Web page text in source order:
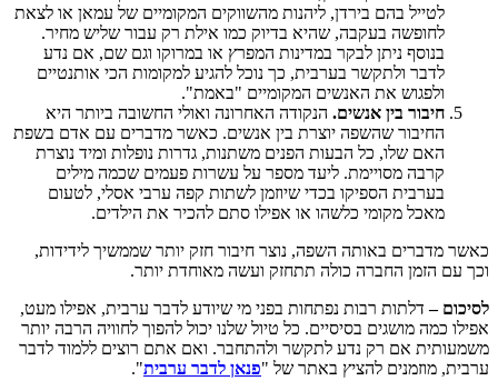
לטייל בהם בירדן, ליהנות מהשווקים המקומיים של עמאן או לצאת
לחופשה בעקבה, שהיא בדיוק כמו אילת רק עבור שליש מחיר.
בנוסף ניתן לבקר במדינות המפרץ או במרוקו וגם שם, אם נדע
לדבר ולתקשר בערבית, כך נוכל להגיע למקומות הכי אותנטיים
ולפגוש את האנשים המקומיים "באמת".
חיבור בין אנשים. הנקודה האחרונה ואולי החשובה ביותר היא
החיבור שהשפה יוצרת בין אנשים. כאשר מדברים עם אדם בשפת
האם שלו, כל הבעות הפנים משתנות, גדרות נופלות ומיד נוצרת
קרבה מסויימת. ליעד מספר על עשרות פעמים שכמה מילים
בערבית הספיקו בכדי שיוזמן לשתות קפה ערבי אסלי, לטעום
מאכל מקומי כלשהו או אפילו סתם להכיר את הילדים.
כאשר מדברים באותה השפה, נוצר חיבור חזק יותר שממשיך לידידות,
וכך עם הזמן החברה כולה תתחזק ועשה מאוחדת יותר.
לסיכום – דלתות רבות נפתחות בפני מי שיודע לדבר ערבית, אפילו מעט,
אפילו כמה מושגים בסיסיים. כל טיול שלנו יכול להפוך לחוויה הרבה יותר
משמעותית אם רק נדע לתקשר ולהתחבר. ואם אתם רוצים ללמוד לדבר
ערבית, מוזמנים להציץ באתר של "פנאן לדבר ערבית".